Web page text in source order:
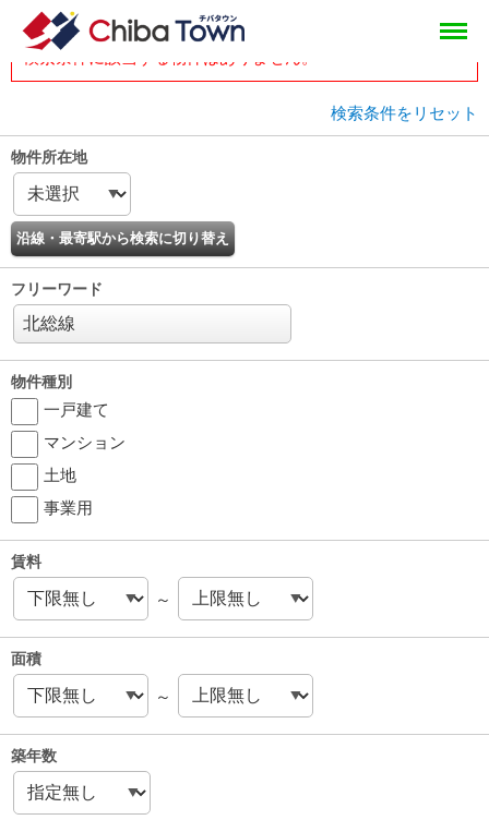
head
物件一覧
検索条件をリセット
物件所在地
フリーワード
物件種別
一戸建て
マンション
土地
事業用
賃料
～
面積
～
築年数